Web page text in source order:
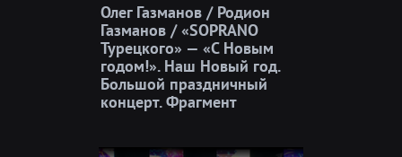
Олег Газманов / Родион
Газманов / «SOPRANO
Турецкого» — «С Новым
годом!». Наш Новый год.
Большой праздничный
концерт. Фрагмент